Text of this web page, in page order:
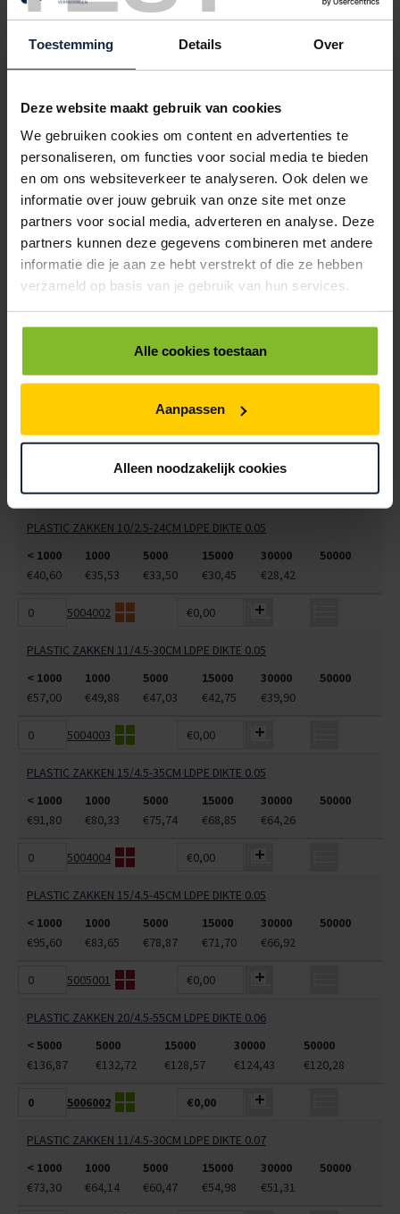
Toestemming Details Over
Deze website maakt gebruik van cookies
We gebruiken cookies om content en advertenties te
personaliseren, om functies voor social media te bieden
en om ons websiteverkeer te analyseren. Ook delen we
informatie over jouw gebruik van onze site met onze
partners voor social media, adverteren en analyse. Deze
partners kunnen deze gegevens combineren met andere
informatie die je aan ze hebt verstrekt of die ze hebben
verzameld op basis van je gebruik van hun services.
Alle cookies toestaan
Aanpassen
Alleen noodzakelijk cookies
PLASTIC ZAKKEN 18/4-60CM LDPE DIKTE 0.02
< 5000
5000
PLASTIC ZAKKEN 20/4-50CM LDPE DIKTE 0.02
< 5000
5000 15000 30000
50000
€39,29
€37,04 €33,68 €31,43 €29,19
5001060 €0,00
PLASTIC ZAKKEN 28/8-56CM LDPE DIKTE 0.02
< 5000
5000 15000 30000
50000
€31,76
€29,95 €27,23 €25,41 €23,60
PLASTIC ZAKKEN 28/4-76CM LDPE DIKTE 0.02
< 5000
5000 15000 30000
50000
5004001 €0,00
PLASTIC ZAKKEN 10/2.5-24CM LDPE DIKTE 0.05
< 1000
1000 5000 15000 30000
50000
€40,60
€35,53 €33,50 €30,45 €28,42
5004002 €0,00
PLASTIC ZAKKEN 11/4.5-30CM LDPE DIKTE 0.05
< 1000
1000 5000 15000 30000
50000
€57,00
€49,88 €47,03 €42,75 €39,90
5004003 €0,00
PLASTIC ZAKKEN 15/4.5-35CM LDPE DIKTE 0.05
< 1000
1000 5000 15000 30000
50000
€91,80
€80,33 €75,74 €68,85 €64,26
5004004 €0,00
PLASTIC ZAKKEN 15/4.5-45CM LDPE DIKTE 0.05
< 1000
1000 5000 15000 30000
50000
€95,60
€83,65 €78,87 €71,70 €66,92
5005001 €0,00
PLASTIC ZAKKEN 20/4.5-55CM LDPE DIKTE 0.06
< 5000
5000 15000 30000
50000
€136,87
€132,72 €128,57 €124,43 €120,28
5006002 €0,00
PLASTIC ZAKKEN 11/4.5-30CM LDPE DIKTE 0.07
< 1000
1000 5000 15000 30000
50000
€73,30
€64,14 €60,47 €54,98 €51,31